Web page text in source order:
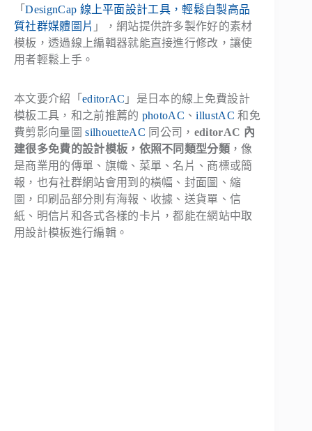
「DesignCap 線上平面設計工具，輕鬆自製高品
質社群媒體圖片 」，網站提供許多製作好的素材
模板，透過線上編輯器就能直接進行修改，讓使
用者輕鬆上手。
本文要介紹「 editorAC 」是日本的線上免費設計
模板工具，和之前推薦的 photoAC 、illustAC 和免
費剪影向量圖silhouetteAC 同公司， editorAC 內
建很多免費的設計模板，依照不同類型分類 ，像
是商業用的傳單、旗幟、菜單、名片、商標或簡
報，也有社群網站會用到的橫幅、封面圖、縮
圖，印刷品部分則有海報、收據、送貨單、信
紙、明信片和各式各樣的卡片，都能在網站中取
用設計模板進行編輯。